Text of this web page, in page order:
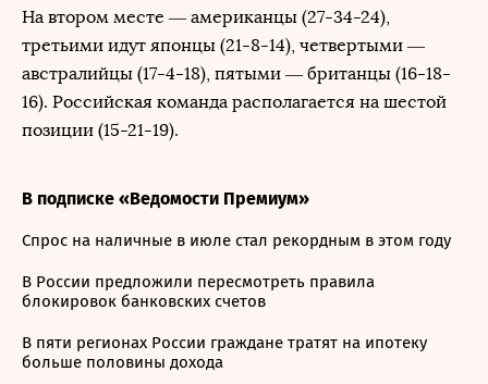
На втором месте — американцы (27-34-24),
третьими идут японцы (21-8-14), четвертыми —
австралийцы (17-4-18), пятыми — британцы (16-18-
16). Российская команда располагается на шестой
позиции (15-21-19).
В подписке «Ведомости Премиум»
Спрос на наличные в июле стал рекордным в этом году
В России предложили пересмотреть правила
блокировок банковских счетов
В пяти регионах России граждане тратят на ипотеку
больше половины дохода